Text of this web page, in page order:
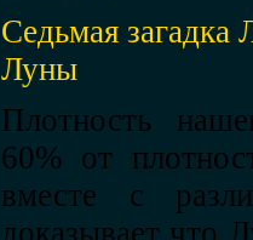
Седьмая загадка
Луны
Плотность
60% от
вместе с
доказывает что